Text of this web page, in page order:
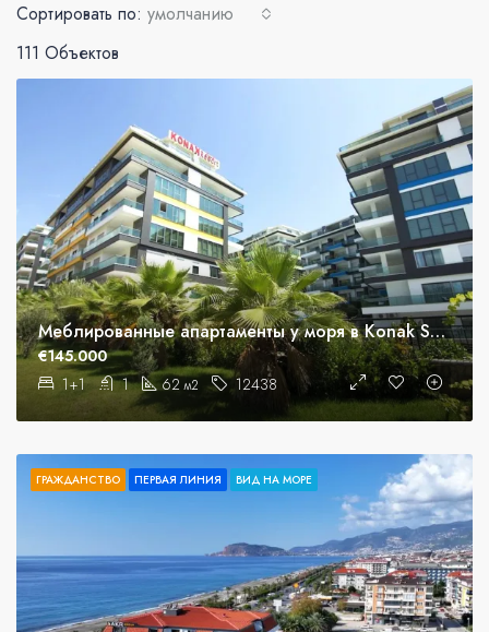
111 Объектов
Сортировать по: умолчанию
Меблированные апартаменты у моря в Konak Seaside Resort
1+1 1 62 м2 12438
€145.000
ГРАЖДАНСТВО ПЕРВАЯ ЛИНИЯ ВИД НА МОРЕ